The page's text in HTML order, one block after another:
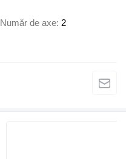
Număr de axe 2